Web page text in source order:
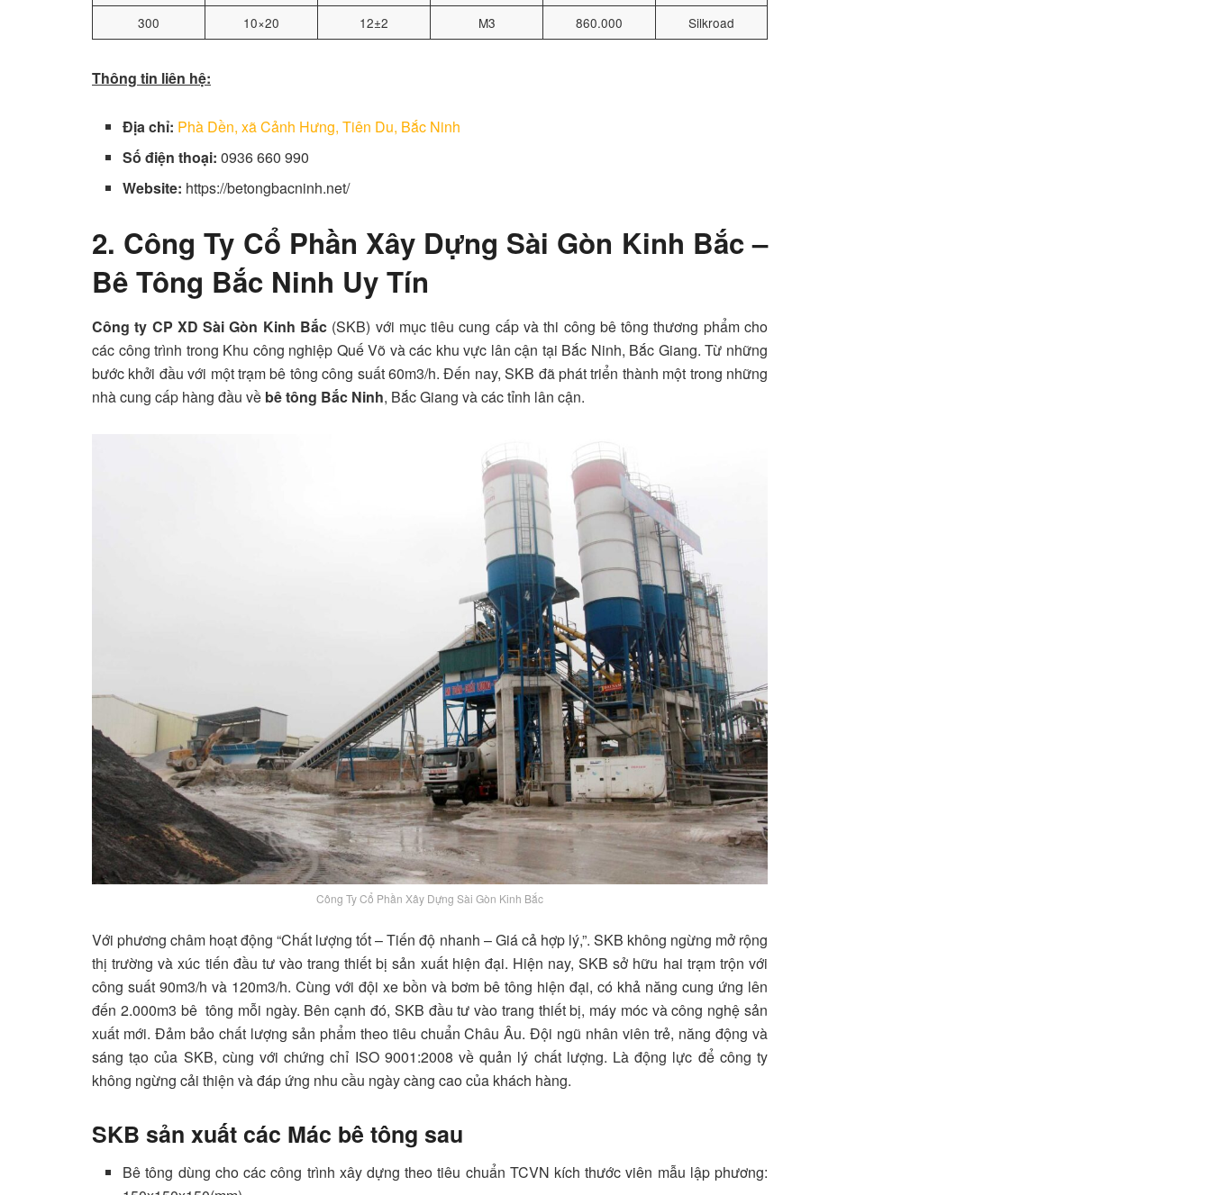
300
10×20 12±2 M3 860.000 Silkroad
Thông tin liên hệ:
Địa chỉ: Phà Dền, xã Cảnh Hưng, Tiên Du, Bắc Ninh
Số điện thoại: 0936 660 990
Website: https://betongbacninh.net/
2. Công Ty Cổ Phần Xây Dựng Sài Gòn Kinh Bắc –
Bê Tông Bắc Ninh Uy Tín
Công ty CP XD Sài Gòn Kinh Bắc (SKB) với mục tiêu cung cấp và thi công bê tông thương phẩm cho
các công trình trong Khu công nghiệp Quế Võ và các khu vực lân cận tại Bắc Ninh, Bắc Giang. Từ những
bước khởi đầu với một trạm bê tông công suất 60m3/h. Đến nay, SKB đã phát triển thành một trong những
nhà cung cấp hàng đầu về bê tông Bắc Ninh, Bắc Giang và các tỉnh lân cận.
Công Ty Cổ Phần Xây Dựng Sài Gòn Kinh Bắc
Với phương châm hoạt động “Chất lượng tốt – Tiến độ nhanh – Giá cả hợp lý,”. SKB không ngừng mở rộng
thị trường và xúc tiến đầu tư vào trang thiết bị sản xuất hiện đại. Hiện nay, SKB sở hữu hai trạm trộn với
công suất 90m3/h và 120m3/h. Cùng với đội xe bồn và bơm bê tông hiện đại, có khả năng cung ứng lên
đến 2.000m3 bê tông mỗi ngày. Bên cạnh đó, SKB đầu tư vào trang thiết bị, máy móc và công nghệ sản
xuất mới. Đảm bảo chất lượng sản phẩm theo tiêu chuẩn Châu Âu. Đội ngũ nhân viên trẻ, năng động và
sáng tạo của SKB, cùng với chứng chỉ ISO 9001:2008 về quản lý chất lượng. Là động lực để công ty
không ngừng cải thiện và đáp ứng nhu cầu ngày càng cao của khách hàng.
SKB sản xuất các Mác bê tông sau
Bê tông dùng cho các công trình xây dựng theo tiêu chuẩn TCVN kích thước viên mẫu lập phương: